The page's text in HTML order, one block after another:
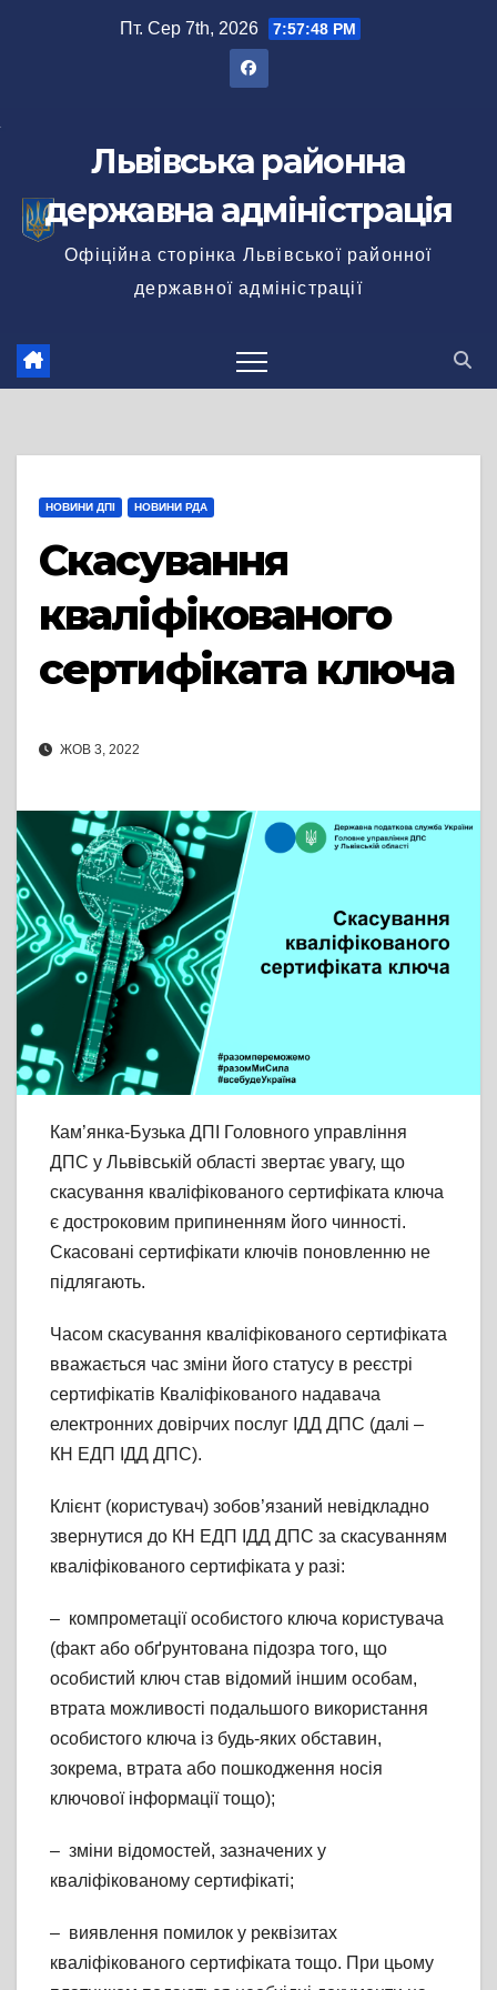
Пт. Сер 7th, 2026 7:57:49 PM
Львівська районна
державна адміністрація
Офіційна сторінка Львівської районної
державної адміністрації
НОВИНИ ДПІ НОВИНИ РДА
Скасування
кваліфікованого
сертифіката ключа
ЖОВ 3, 2022
Кам’янка-Бузька ДПІ Головного управління
ДПС у Львівській області звертає увагу, що
скасування кваліфікованого сертифіката ключа
є достроковим припиненням його чинності.
Скасовані сертифікати ключів поновленню не
підлягають.
Часом скасування кваліфікованого сертифіката
вважається час зміни його статусу в реєстрі
сертифікатів Кваліфікованого надавача
електронних довірчих послуг ІДД ДПС (далі –
КН ЕДП ІДД ДПС).
Клієнт (користувач) зобов’язаний невідкладно
звернутися до КН ЕДП ІДД ДПС за скасуванням
кваліфікованого сертифіката у разі:
– компрометації особистого ключа користувача
(факт або обґрунтована підозра того, що
особистий ключ став відомий іншим особам,
втрата можливості подальшого використання
особистого ключа із будь-яких обставин,
зокрема, втрата або пошкодження носія
ключової інформації тощо);
– зміни відомостей, зазначених у
кваліфікованому сертифікаті;
– виявлення помилок у реквізитах
кваліфікованого сертифіката тощо. При цьому